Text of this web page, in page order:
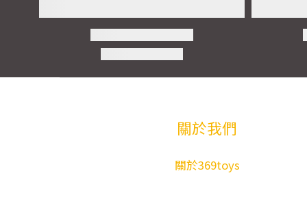
關於我們
關於369toys